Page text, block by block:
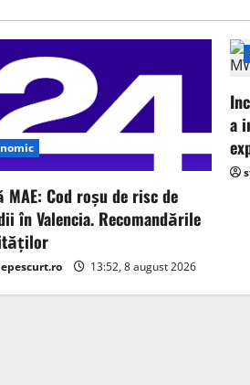
MAE: Cod roșu de risc de
în Valencia. Recomandările
13:52, 8 august 2026
a